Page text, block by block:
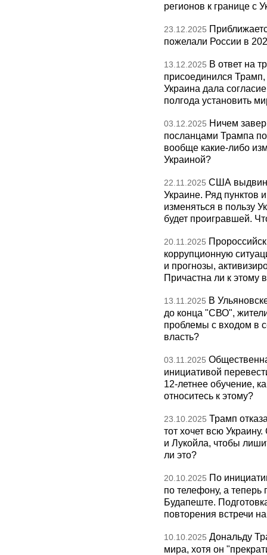
регионов к границе с
23.12.2025
пожелали России в
13.12.2025 В ответ на
присоединился
Украина дала
полгода установить
03.12.2025 Ничем
посланцами Трампа
вообще какие-либо
Украиной?
22.11.2025 США
Украине. Ряд пунктов
изменяться в пользу
будет проигравшей.
20.11.2025
коррупционную
и прогнозы,
Причастна ли к этому
13.11.2025 В
до конца "СВО",
проблемы с входом в
власть?
03.11.2025
инициативой
12-летнее обучение,
относитесь к этому?
23.10.2025 Трамп
тот хочет всю
и Лукойла, чтобы
ли это?
20.10.2025 По
по телефону, а теперь
Будапеште.
повторения встречи
10.10.2025 Дональду
мира, хотя он